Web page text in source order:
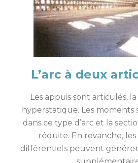
L’arc à deux
Les appuis sont articulés,
hyperstatique. Les moments
dans ce type d’arc et la
réduite. En revanche,
différentiels peuvent